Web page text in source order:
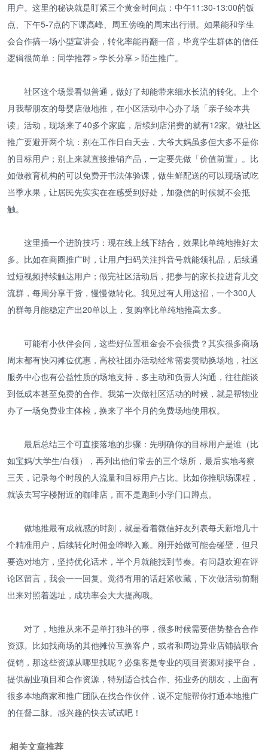
用户。这里的秘诀就是盯紧三个黄金时间点：中午11:30-13:00的饭
点、下午5-7点的下课高峰、周五傍晚的周末出行潮。如果能和学生
会合作搞一场小型宣讲会，转化率能再翻一倍，毕竟学生群体的信任
逻辑很简单：同学推荐＞学长分享＞陌生推广。
社区这个场景看似普通，做好了却能带来细水长流的转化。上个
月我帮朋友的母婴店做地推，在小区活动中心办了场「亲子绘本共
读」活动，现场来了40多个家庭，后续到店消费的就有12家。做社区
推广要避开两个坑：别在工作日白天去，大爷大妈虽多但大多不是你
的目标用户；别上来就直接推销产品，一定要先做「价值前置」。比
如做教育机构的可以免费开书法体验课，做生鲜配送的可以现场试吃
当季水果，让居民先实实在在感受到好处，加微信的时候就不会抵
触。
这里插一个进阶技巧：现在线上线下结合，效果比单纯地推好太
多。比如在商圈推广时，让用户扫码关注抖音号就能领礼品，后续通
过短视频持续触达用户；做完社区活动后，把参与的家长拉进育儿交
流群，每周分享干货，慢慢做转化。我见过有人用这招，一个300人
的群每月能稳定产出20单以上，复购率比单纯地推高太多。
可能有小伙伴会问，这些好位置租金会不会很贵？其实很多商场
周末都有快闪摊位优惠，高校社团办活动经常需要赞助换场地，社区
服务中心也有公益性质的场地支持，多主动和负责人沟通，往往能谈
到低成本甚至免费的合作。我第一次做社区活动的时候，就是帮物业
办了一场免费业主体检，换来了半个月的免费场地使用权。
最后总结三个可直接落地的步骤：先明确你的目标用户是谁（比
如宝妈/大学生/白领），再列出他们常去的三个场所，最后实地考察
三天，记录每个时段的人流量和目标用户占比。比如你推职场课程，
就该去写字楼附近的咖啡店，而不是跑到小学门口蹲点。
做地推最有成就感的时刻，就是看着微信好友列表每天新增几十
个精准用户，后续转化时佣金哗哗入账。刚开始做可能会碰壁，但只
要选对地方，坚持优化话术，半个月就能找到节奏。有问题欢迎在评
论区留言，我会一一回复。觉得有用的话赶紧收藏，下次做活动前翻
出来对照着选址，成功率会大大提高哦。
对了，地推从来不是单打独斗的事，很多时候需要借势整合合作
资源。比如找商场的其他摊位互换客户，或者和周边异业店铺搞联合
促销，那这些资源从哪里找呢？必集客是专业的项目资源对接平台，
提供副业项目和合作资源，特别适合找合作、拓业务的朋友，上面有
很多本地商家和推广团队在找合作伙伴，说不定能帮你打通本地推广
的任督二脉。感兴趣的快去试试吧！
相关文章推荐